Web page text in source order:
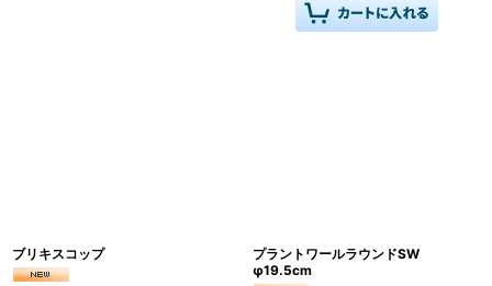
ブリキスコップ
プラントワールラウンドSW
φ19.5cm